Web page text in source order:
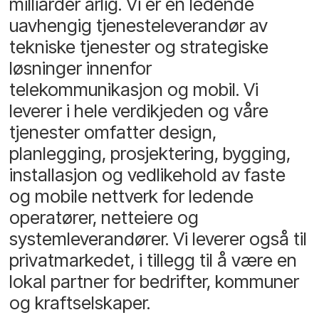
uavhengig tjenesteleverandør av
tekniske tjenester og strategiske
løsninger innenfor
telekommunikasjon og mobil. Vi
leverer i hele verdikjeden og våre
tjenester omfatter design,
planlegging, prosjektering, bygging,
installasjon og vedlikehold av faste
og mobile nettverk for ledende
operatører, netteiere og
systemleverandører. Vi leverer også til
privatmarkedet, i tillegg til å være en
lokal partner for bedrifter, kommuner
og kraftselskaper.